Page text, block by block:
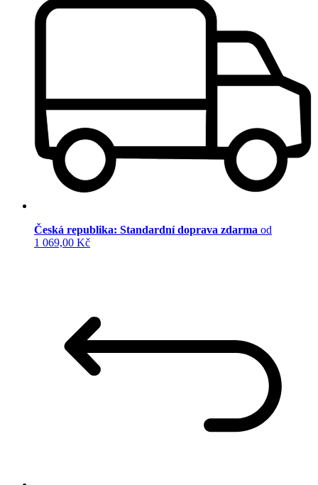
Česká republika: Standardní doprava zdarma od
1 069,00 Kč